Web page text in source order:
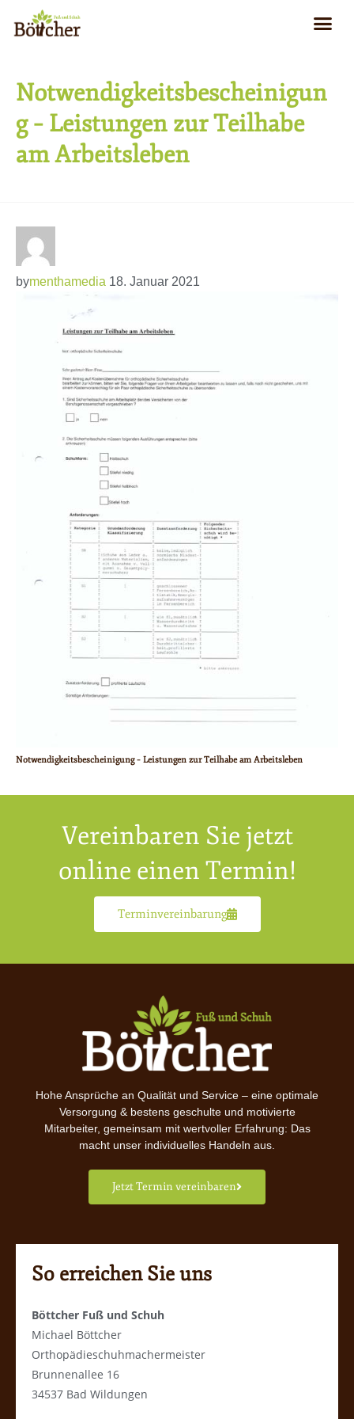
Notwendigkeitsbescheinigun
g – Leistungen zur Teilhabe
am Arbeitsleben
bymenthamedia 18. Januar 2021
Notwendigkeitsbescheinigung – Leistungen zur Teilhabe am Arbeitsleben
Vereinbaren Sie jetzt
online einen Termin!
Terminvereinbarung
Hohe Ansprüche an Qualität und Service – eine optimale
Versorgung & bestens geschulte und motivierte
Mitarbeiter, gemeinsam mit wertvoller Erfahrung: Das
macht unser individuelles Handeln aus.
Jetzt Termin vereinbaren
So erreichen Sie uns
Böttcher Fuß und Schuh
Michael Böttcher
Orthopädieschuhmachermeister
Brunnenallee 16
34537 Bad Wildungen